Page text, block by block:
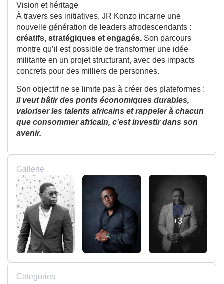
Vision et héritage
À travers ses initiatives, JR Konzo incarne une
nouvelle génération de leaders afrodescendants :
créatifs, stratégiques et engagés. Son parcours
montre qu’il est possible de transformer une idée
militante en un projet structurant, avec des impacts
concrets pour des milliers de personnes.
Son objectif ne se limite pas à créer des plateformes :
il veut bâtir des ponts économiques durables,
valoriser les talents africains et rappeler à chacun
que consommer africain, c’est investir dans son
avenir.
Gallerie
+3
Categories